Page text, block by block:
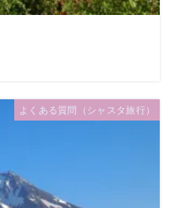
よくある質問（シャスタ旅行）